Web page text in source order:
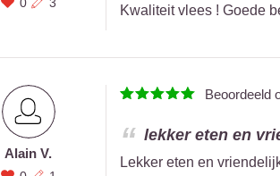
Kwaliteit vlees ! Goede
Alain V.
Beoordeeld
lekker eten en
Lekker eten en